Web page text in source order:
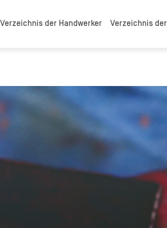
Verzeichnis der Handwerker Verzeichnis